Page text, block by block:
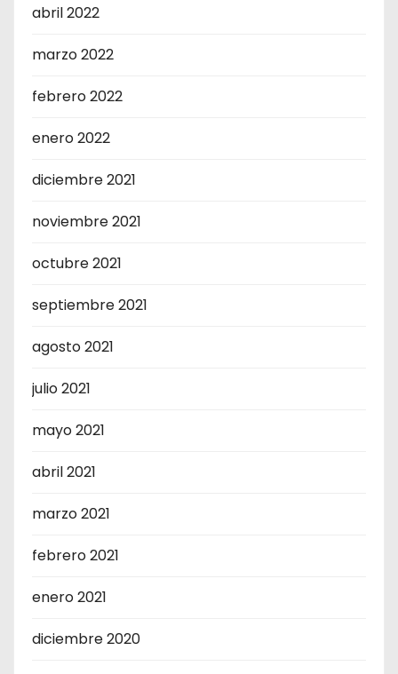
abril 2022
marzo 2022
febrero 2022
enero 2022
diciembre 2021
noviembre 2021
octubre 2021
septiembre 2021
agosto 2021
julio 2021
mayo 2021
abril 2021
marzo 2021
febrero 2021
enero 2021
diciembre 2020